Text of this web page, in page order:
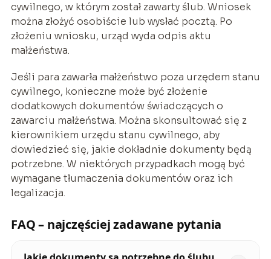
cywilnego, w którym został zawarty ślub. Wniosek
można złożyć osobiście lub wysłać pocztą. Po
złożeniu wniosku, urząd wyda odpis aktu
małżeństwa.
Jeśli para zawarła małżeństwo poza urzędem stanu
cywilnego, konieczne może być złożenie
dodatkowych dokumentów świadczących o
zawarciu małżeństwa. Można skonsultować się z
kierownikiem urzędu stanu cywilnego, aby
dowiedzieć się, jakie dokładnie dokumenty będą
potrzebne. W niektórych przypadkach mogą być
wymagane tłumaczenia dokumentów oraz ich
legalizacja.
FAQ – najczęściej zadawane pytania